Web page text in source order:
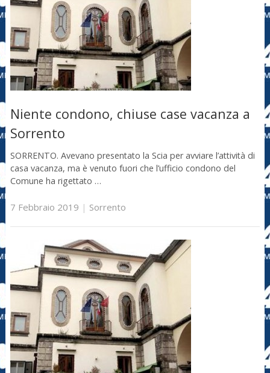
Niente condono, chiuse case vacanza a
Sorrento
SORRENTO. Avevano presentato la Scia per avviare l’attività di
casa vacanza, ma è venuto fuori che l’ufficio condono del
Comune ha rigettato …
7 Febbraio 2019 | Sorrento